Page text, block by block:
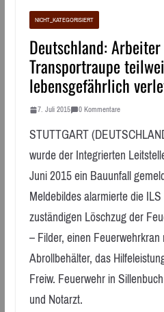
NICHT_KATEGORISIERT
Deutschland:
Transportraupe
lebensgefährlich
7. Juli 2015 0 Kommentare
STUTTGART
wurde der Integrierten
Juni 2015 ein Bauunfall
Meldebildes alarmierte die
zuständigen Löschzug der
– Filder, einen
Abrollbehälter, das
Freiw. Feuerwehr in
und Notarzt.